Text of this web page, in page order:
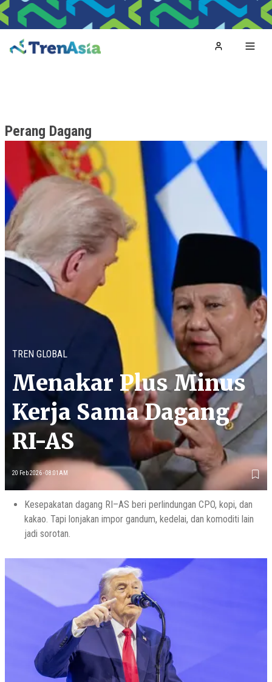
Home
Perang Dagang
TREN GLOBAL
Menakar Plus Minus
Kerja Sama Dagang
RI-AS
20 Feb 2026 - 08:01AM
Kesepakatan dagang RI–AS beri perlindungan CPO, kopi, dan
kakao. Tapi lonjakan impor gandum, kedelai, dan komoditi lain
jadi sorotan.